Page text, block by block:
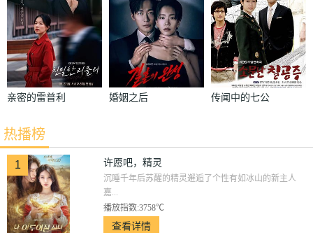
亲密的雷普利 婚姻之后
传闻中的七公
热播榜
1 许愿吧，精灵
沉睡千年后苏醒的精灵邂逅了个性有如冰山的新主人
嘉...
播放指数:3758℃
查看详情